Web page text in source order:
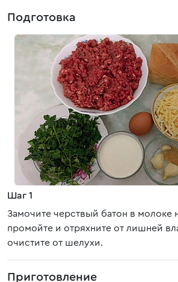
Подготовка
Шаг 1
Замочите черствый батон в молоке
промойте и отряхните от лишней
очистите от шелухи.
Приготовление